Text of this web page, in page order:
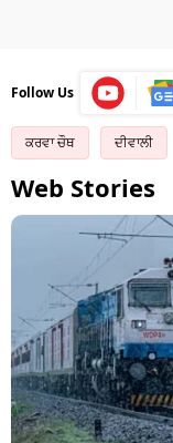
Follow Us
ਕਰਵਾ ਚੌਥ ਦੀਵਾਲੀ
Web Stories